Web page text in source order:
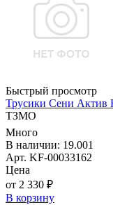
Быстрый просмотр
Трусики Сени Актив
ТЗМО
Много
В наличии: 19.001
Арт. KF-00033162
Цена
от 2 330 ₽
В корзину